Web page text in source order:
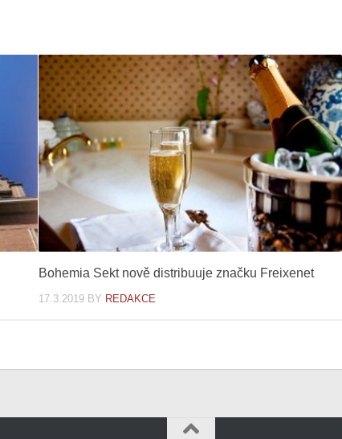
Bohemia Sekt nově distribuuje značku Freixenet
17.3.2019BY REDAKCE